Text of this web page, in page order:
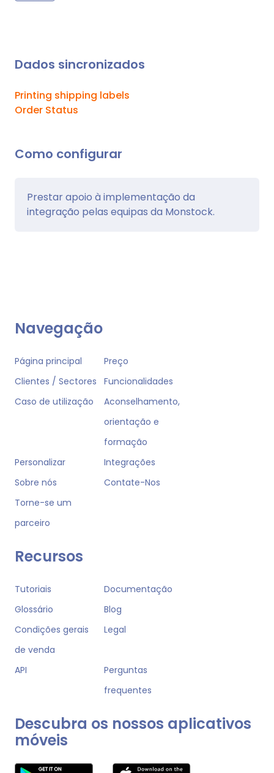
Dados sincronizados
Printing shipping labels
Order Status
Como configurar
Prestar apoio à implementação da
integração pelas equipas da Monstock.
Navegação
Página principal
Preço
Clientes / Sectores
Funcionalidades
Caso de utilização
Aconselhamento,
orientação e
formação
Personalizar
Integrações
Sobre nós
Contate-Nos
Torne-se um
parceiro
Recursos
Tutoriais
Documentação
Glossário
Blog
Condições gerais
de venda
Legal
API
Perguntas
frequentes
Descubra os nossos aplicativos
móveis